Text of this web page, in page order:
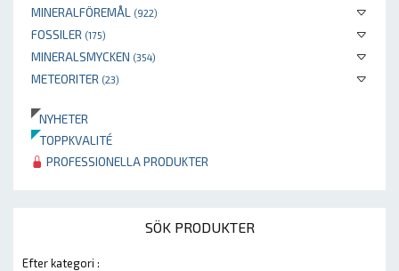
MINERALFÖREMÅL (922)
FOSSILER (175)
MINERALSMYCKEN (354)
METEORITER (23)
NYHETER
TOPPKVALITÉ
PROFESSIONELLA PRODUKTER
SÖK PRODUKTER
Efter kategori :